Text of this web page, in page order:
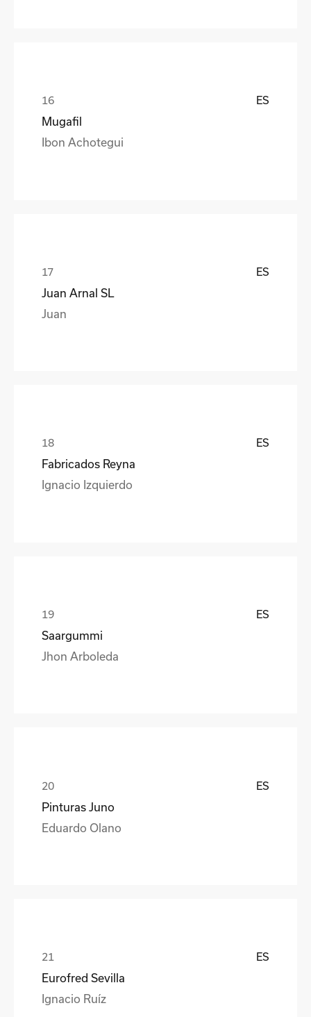
ES
Mugafil
Ibon Achotegui
ES
Juan Arnal SL
Juan
ES
Fabricados Reyna
Ignacio Izquierdo
ES
Saargummi
Jhon Arboleda
ES
Pinturas Juno
Eduardo Olano
ES
Eurofred Sevilla
Ignacio Ruíz